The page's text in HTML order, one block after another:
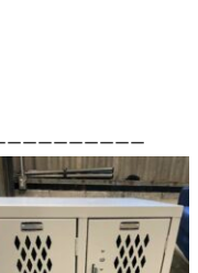
ーーーーーーーーー